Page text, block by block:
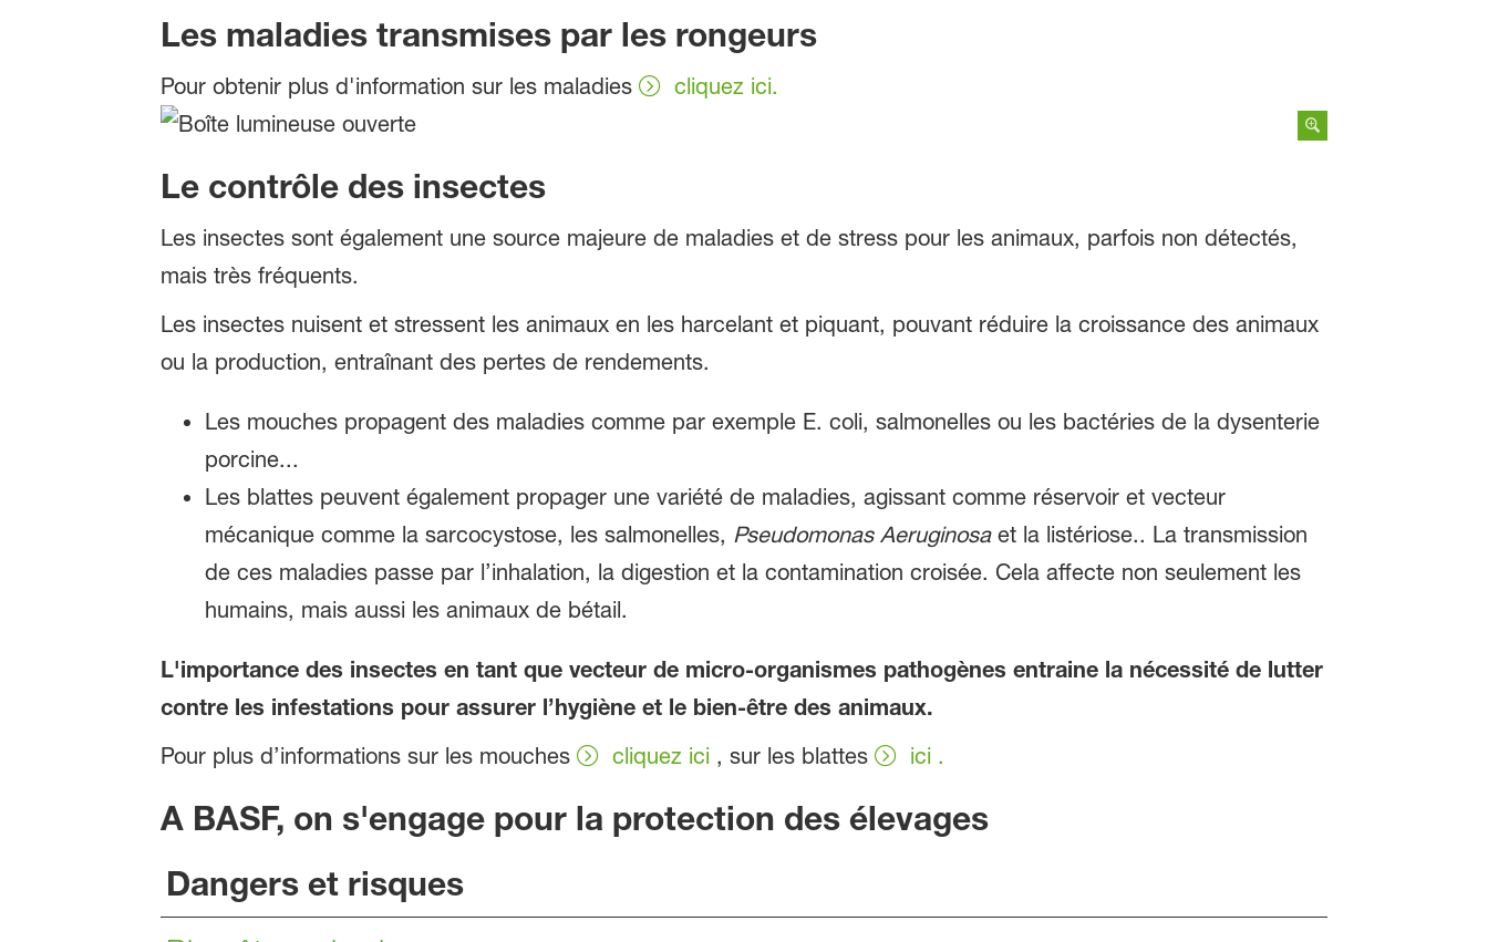
Les maladies transmises par les rongeurs
Pour obtenir plus d'information sur les maladies cliquez ici.
Le contrôle des insectes
Les insectes sont également une source majeure de maladies et de stress pour les animaux, parfois non détectés,
mais très fréquents.
Les insectes nuisent et stressent les animaux en les harcelant et piquant, pouvant réduire la croissance des animaux
ou la production, entraînant des pertes de rendements.
Les mouches propagent des maladies comme par exemple E. coli, salmonelles ou les bactéries de la dysenterie
porcine...
Les blattes peuvent également propager une variété de maladies, agissant comme réservoir et vecteur
mécanique comme la sarcocystose, les salmonelles, Pseudomonas Aeruginosaet la listériose.. La transmission
de ces maladies passe par l’inhalation, la digestion et la contamination croisée. Cela affecte non seulement les
humains, mais aussi les animaux de bétail.
L'importance des insectes en tant que vecteur de micro-organismes pathogènes entraine la nécessité de lutter
contre les infestations pour assurer l’hygiène et le bien-être des animaux.
Pour plus d’informations sur les mouches cliquez ici , sur les blattes ici .
A BASF, on s'engage pour la protection des élevages
Dangers et risques